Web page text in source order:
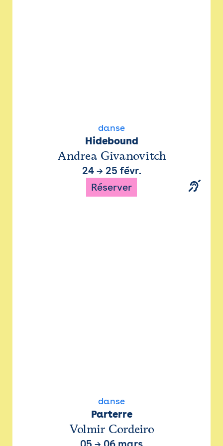
danse
Hidebound
Andrea Givanovitch
24→ 25 févr.
Réserver
danse
Parterre
Volmir Cordeiro